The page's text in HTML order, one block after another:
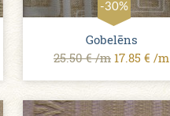
-30%
Gobelēns
25.50 € /m 17.85 € /m